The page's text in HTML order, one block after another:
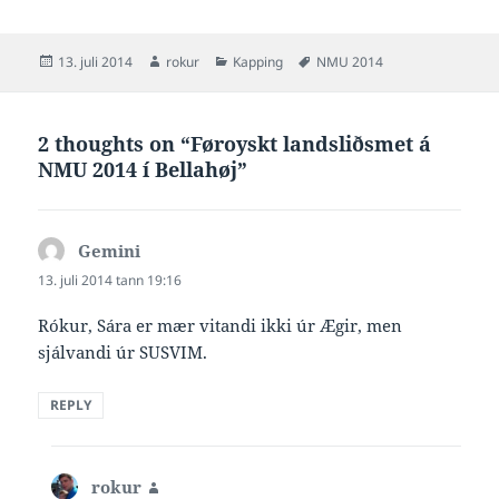
Tær fýra sum svumu nú vóru
Signhild Joensen og Ásbjørg
Posted
13. juli 2014 Author
rokur Categories
Kapping Tags
NMU 2014
2 thoughts on “Føroyskt landsliðsmet á
NMU 2014 í Bellahøj”
Gemini
13. juli 2014 tann 19:16
Rókur, Sára er mær vitandi ikki úr Ægir, men
sjálvandi úr SUSVIM.
REPLY
rokur